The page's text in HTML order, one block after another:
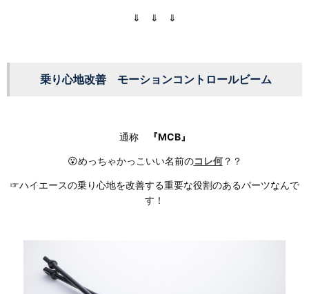
⇓ ⇓ ⇓
乗り心地改善 モーションコントロールビーム
通称 『MCB』
😮めっちゃかっこいい名前のコレ何？？
☞ハイエースの乗り心地を改善する重要な役割のあるパーツなんで
す！